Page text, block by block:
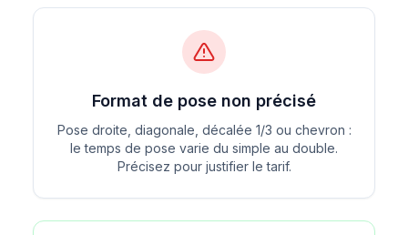
Format de pose non précisé
Pose droite, diagonale, décalée 1/3 ou chevron :
le temps de pose varie du simple au double.
Précisez pour justifier le tarif.